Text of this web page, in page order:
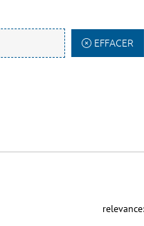
EFFACER
relevance: